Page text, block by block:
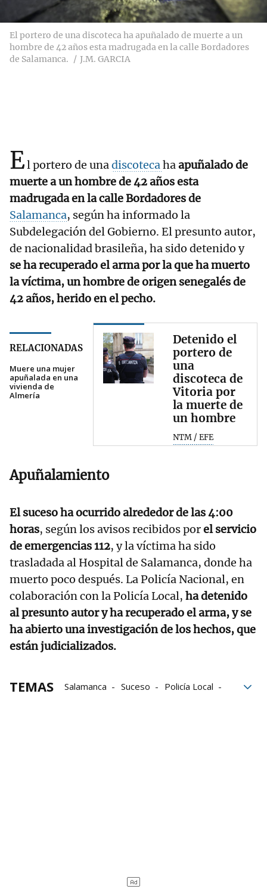
El portero de una discoteca ha apuñalado de muerte a un
hombre de 42 años esta madrugada en la calle Bordadores
de Salamanca.
J.M. GARCIA
El portero de unadiscotecahaapuñalado de
muerte a un hombre de 42 años esta
madrugada en la calle Bordadores de
Salamanca, según ha informado la
Subdelegación del Gobierno. El presunto autor,
de nacionalidad brasileña, ha sido detenido y
se ha recuperado el arma por la que ha muerto
la víctima, un hombre de origen senegalés de
42 años, herido en el pecho.
RELACIONADAS
Muere una mujer
apuñalada en una
vivienda de
Almería
Detenido el
portero de
una
discoteca de
Vitoria por
la muerte de
un hombre
NTM / EFE
Apuñalamiento
El suceso ha ocurrido alrededor de las 4:00
horas, según los avisos recibidos porel servicio
de emergencias 112, y la víctima ha sido
trasladada al Hospital de Salamanca, donde ha
muerto poco después. La Policía Nacional, en
colaboración con la Policía Local, ha detenido
al presunto autor y ha recuperado el arma, y se
ha abierto una investigación de los hechos, que
están judicializados.
TEMAS Salamanca Suceso
Policía Local